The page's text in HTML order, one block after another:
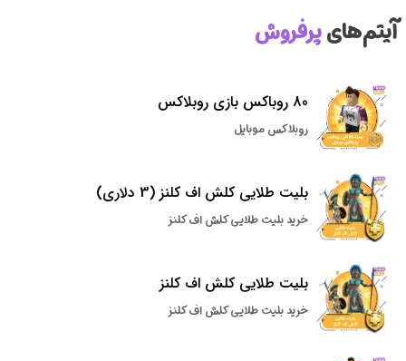
آیتم‌هایپرفروش
80 روباکس بازی روبلاکس
روبلاکس موبایل
بلیت طلایی کلش اف کلنز (3 دلاری)
خرید بلیت طلایی کلش اف کلنز
بلیت طلایی کلش اف کلنز
خرید بلیت طلایی کلش اف کلنز